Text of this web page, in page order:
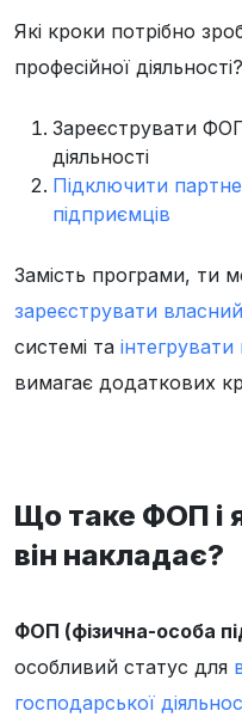
Які кроки потрібно
професійної діяльності?
Зареєструвати
діяльності
Підключити
підприємців
Замість програми, ти
зареєструвати
системі та
вимагає додаткових
Що таке ФОП і
він накладає?
ФОП (фізична-особа
особливий статус для
господарської